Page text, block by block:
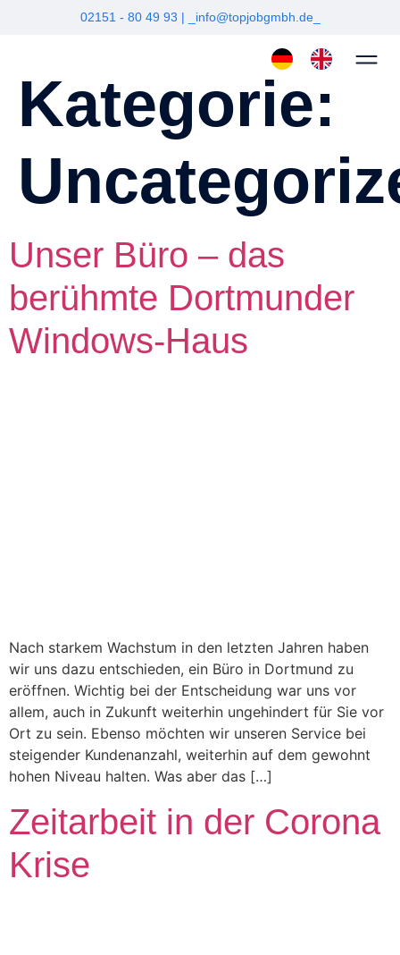
02151 - 80 49 93 | _info@topjobgmbh.de_
Kategorie:
Unser Büro – das
berühmte Dortmunder
Windows-Haus
Nach starkem Wachstum in den letzten Jahren haben
wir uns dazu entschieden, ein Büro in Dortmund zu
eröffnen. Wichtig bei der Entscheidung war uns vor
allem, auch in Zukunft weiterhin ungehindert für Sie vor
Ort zu sein. Ebenso möchten wir unseren Service bei
steigender Kundenanzahl, weiterhin auf dem gewohnt
hohen Niveau halten. Was aber das […]
Zeitarbeit in der Corona
Krise